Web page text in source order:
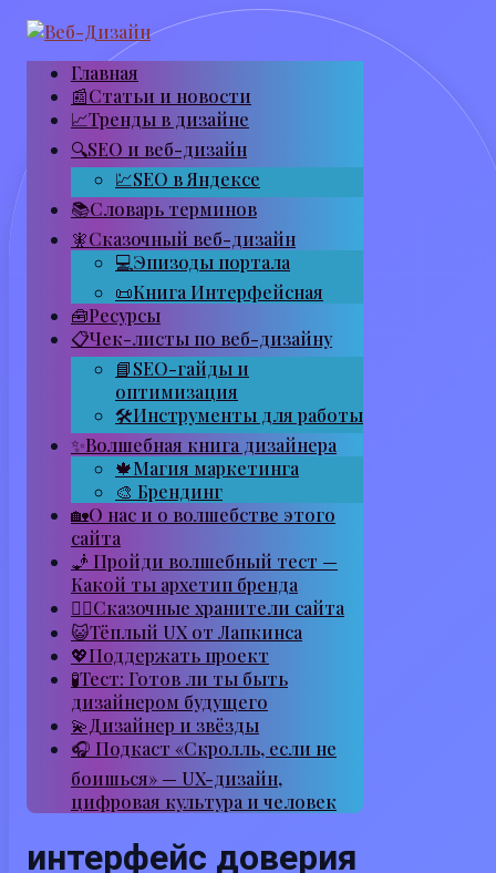
Перейти
контенту
Главная
📰Статьи и новости
📈Тренды в дизайне
🔍SEO и веб-дизайн
💹SEO в Яндексе
📚Словарь терминов
🧚Сказочный веб-дизайн
💻Эпизоды портала
📜Книга Интерфейсная
🧰Ресурсы
📋Чек-листы по веб-дизайну
📘SEO-гайды и
оптимизация
🛠Инструменты для работы
✨Волшебная книга дизайнера
🍁Магия маркетинга
🎨 Брендинг
🏡О нас и о волшебстве этого
сайта
🧞 Пройди волшебный тест —
Какой ты архетип бренда
🧙‍♂️Сказочные хранители сайта
😺Тёплый UX от Лапкинса
💖Поддержать проект
🧪Тест: Готов ли ты быть
дизайнером будущего
💫Дизайнер и звёзды
🎧 Подкаст «Скролль, если не
боишься» — UX-дизайн,
цифровая культура и человек
интерфейс доверия